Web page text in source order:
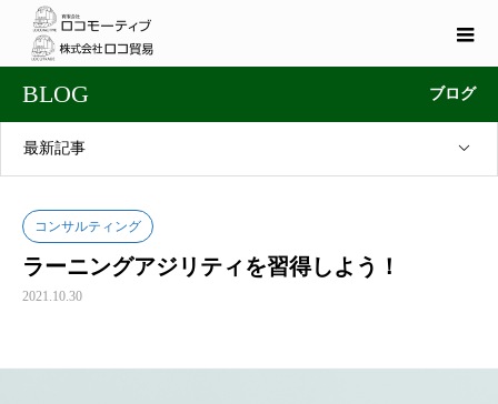
BLOG ブログ
最新記事
コンサルティング
ラーニングアジリティを習得しよう！
2021.10.30